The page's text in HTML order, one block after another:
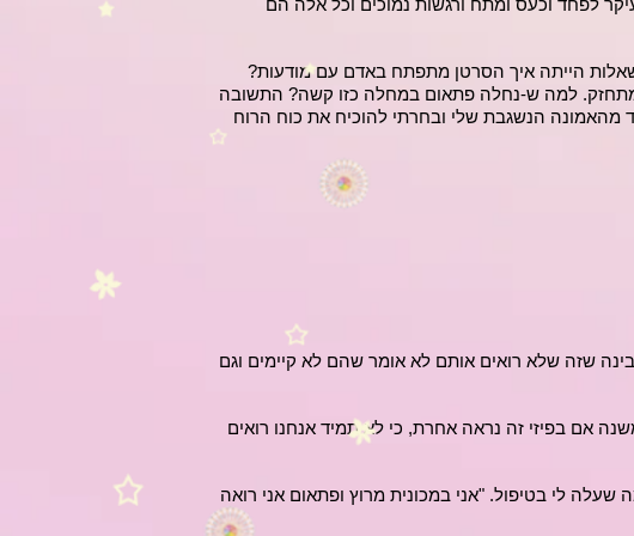
לפחד וכעס ומתח ורגשות נמוכים וכל אלה הם
הייתה איך הסרטן מתפתח באדם עם מודעות?
מתחזק. למה ש-נחלה פתאום במחלה כזו קשה? התשובה
מהאמונה הנשגבת שלי ובחרתי להוכיח את כוח הרוח
שזה שלא רואים אותם לא אומר שהם לא קיימים וגם
אם בפיזי זה נראה אחרת, כי לא תמיד אנחנו רואים
לי בטיפול. "אני במכונית מרוץ ופתאום אני רואה